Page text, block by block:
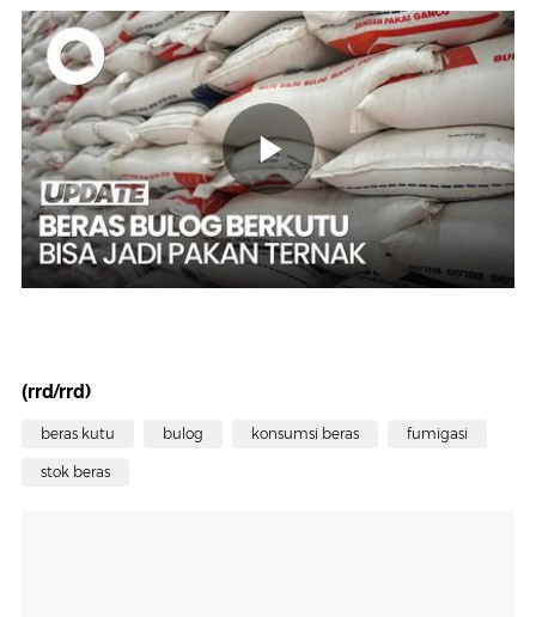
(rrd/rrd)
beras kutu bulog konsumsi beras fumigasi
stok beras